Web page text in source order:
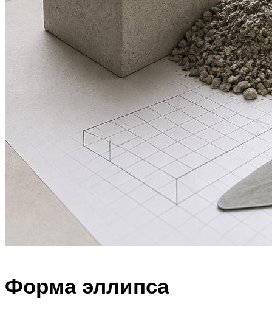
Форма эллипса